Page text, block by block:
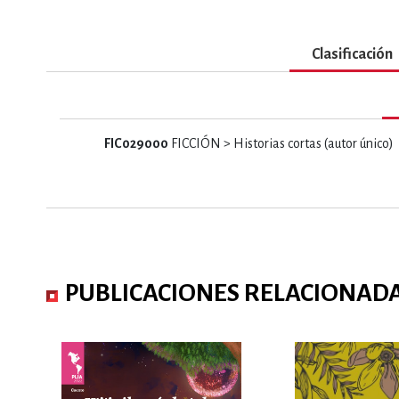
MATEMÁTICAS Y
NOVELA
Clasificación
FIC029000 FICCIÓN > Historias cortas (autor único)
PUBLICACIONES